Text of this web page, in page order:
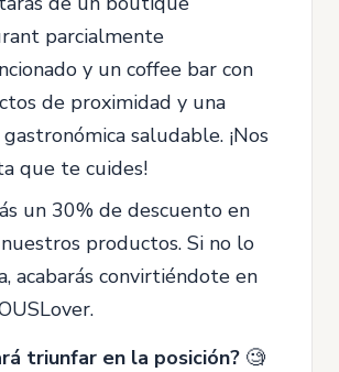
parcialmente
y un coffee bar con
de proximidad y una
saludable. ¡Nos
que te cuides!
un 30% de descuento en
productos. Si no lo
acabarás convirtiéndote en
triunfar en la posición? 🧐